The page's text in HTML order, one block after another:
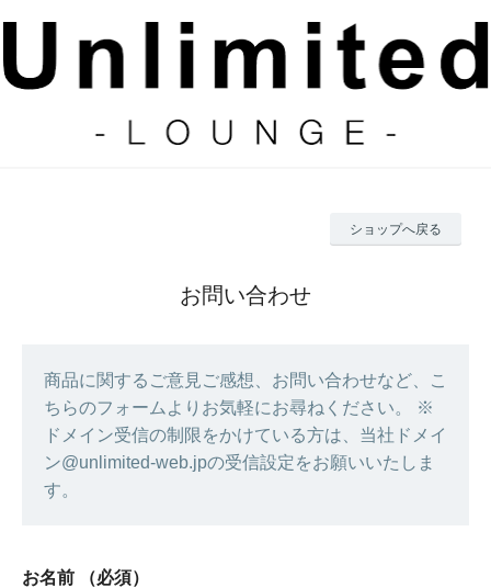
ショップへ戻る
お問い合わせ
商品に関するご意見ご感想、お問い合わせなど、こ
ちらのフォームよりお気軽にお尋ねください。 ※
ドメイン受信の制限をかけている方は、当社ドメイ
ン@unlimited-web.jpの受信設定をお願いいたしま
す。
お名前 （必須）